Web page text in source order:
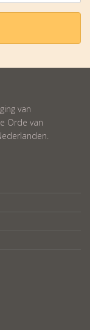
van
Orde van